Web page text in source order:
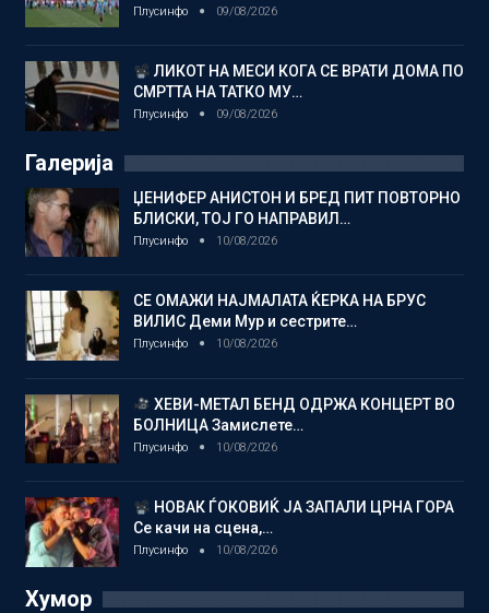
Плусинфо 09/08/2026
ЛИКОТ НА МЕСИ КОГА СЕ ВРАТИ ДОМА ПО
СМРТТА НА ТАТКО МУ…
Плусинфо 09/08/2026
Галерија
ЏЕНИФЕР АНИСТОН И БРЕД ПИТ ПОВТОРНО
БЛИСКИ, ТОЈ ГО НАПРАВИЛ…
Плусинфо 10/08/2026
СЕ ОМАЖИ НАЈМАЛАТА ЌЕРКА НА БРУС
ВИЛИС Деми Мур и сестрите…
Плусинфо 10/08/2026
ХЕВИ-МЕТАЛ БЕНД ОДРЖА КОНЦЕРТ ВО
БОЛНИЦА Замислете…
Плусинфо 10/08/2026
НОВАК ЃОКОВИЌ ЈА ЗАПАЛИ ЦРНА ГОРА
Се качи на сцена,…
Плусинфо 10/08/2026
Хумор